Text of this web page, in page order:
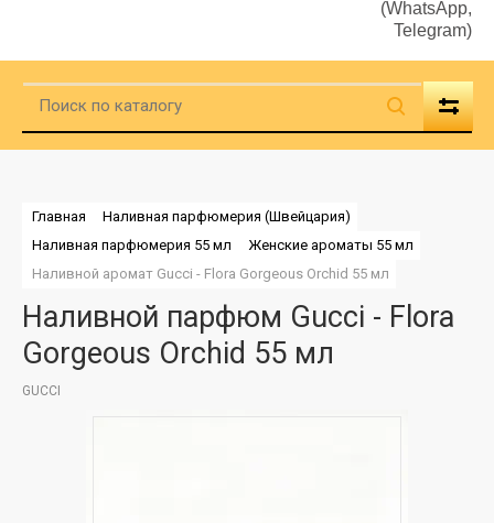
(WhatsApp,
Telegram)
Главная
Наливная парфюмерия (Швейцария)
Наливная парфюмерия 55 мл
Женские ароматы 55 мл
Наливной аромат Gucci - Flora Gorgeous Orchid 55 мл
Наливной парфюм Gucci - Flora
Gorgeous Orchid 55 мл
GUCCI